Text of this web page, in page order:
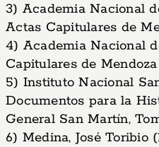
3) Academia Nacional
Actas Capitulares de
4) Academia Nacional
Capitulares de
5) Instituto Nacional
Documentos para la
General San Martín,
6) Medina, José Toribio